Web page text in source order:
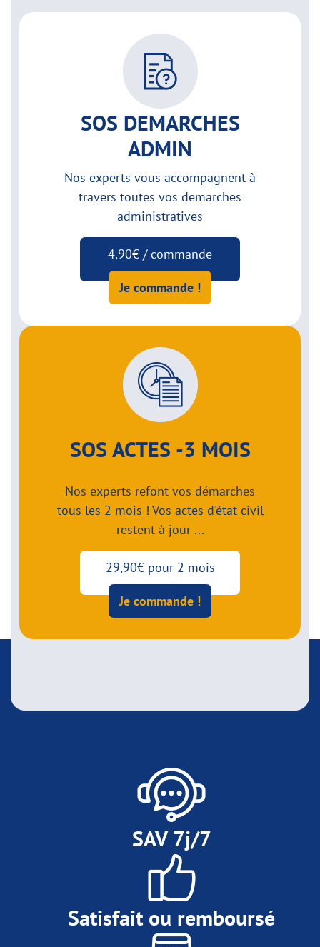
SOS DEMARCHES
ADMIN
Nos experts vous accompagnent à
travers toutes vos demarches
administratives
4,90€ / commande
Je commande !
SOS ACTES -3 MOIS
Nos experts refont vos démarches
tous les 2 mois ! Vos actes d'état civil
restent à jour ...
29,90€ pour 2 mois
Je commande !
SAV 7j/7
Satisfait ou remboursé